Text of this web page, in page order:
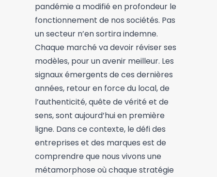
pandémie a modifié en profondeur le
fonctionnement de nos sociétés. Pas
un secteur n’en sortira indemne.
Chaque marché va devoir réviser ses
modèles, pour un avenir meilleur. Les
signaux émergents de ces dernières
années, retour en force du local, de
l’authenticité, quête de vérité et de
sens, sont aujourd’hui en première
ligne. Dans ce contexte, le défi des
entreprises et des marques est de
comprendre que nous vivons une
métamorphose où chaque stratégie